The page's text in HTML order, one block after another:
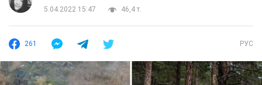
5.04.2022 15:47
46,4 т.
261 РУС